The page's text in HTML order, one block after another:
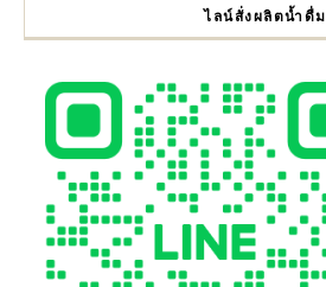
ไลน์สั่งผลิตน้ำดื่ม